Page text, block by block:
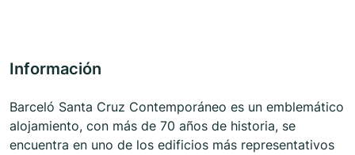
Información
Barceló Santa Cruz Contemporáneo es un emblemático
alojamiento, con más de 70 años de historia, se
encuentra en uno de los edificios más representativos